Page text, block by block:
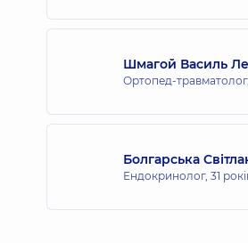
Шмагой Василь
Ортопед-травматолог,
Болгарська
Ендокринолог, 31